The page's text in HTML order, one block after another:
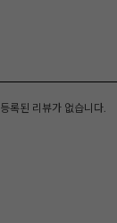
등록된 리뷰가 없습니다.